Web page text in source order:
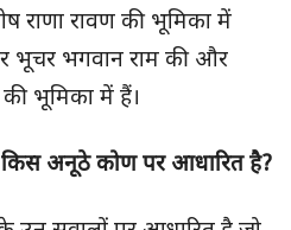
राणा रावण की भूमिका में
भूचर भगवान राम की और
की भूमिका में हैं।
किस अनूठे कोण पर आधारित है?